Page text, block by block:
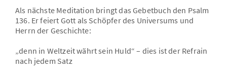
Als nächste Meditation bringt das Gebetbuch den Psalm
136. Er feiert Gott als Schöpfer des Universums und
Herrn der Geschichte:
„denn in Weltzeit währt sein Huld“ – dies ist der Refrain
nach jedem Satz